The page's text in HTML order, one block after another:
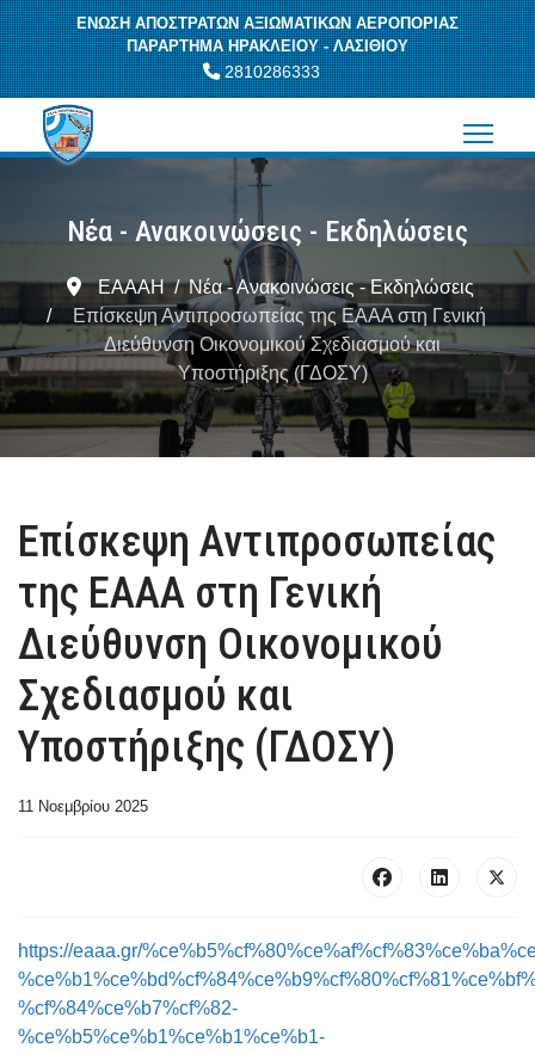
ΕΝΩΣΗ ΑΠΟΣΤΡΑΤΩΝ ΑΞΙΩΜΑΤΙΚΩΝ ΑΕΡΟΠΟΡΙΑΣ
ΠΑΡΑΡΤΗΜΑ ΗΡΑΚΛΕΙΟΥ - ΛΑΣΙΘΙΟΥ
2810286333
Νέα - Ανακοινώσεις - Εκδηλώσεις
ΕΑΑΑΗ
Νέα - Ανακοινώσεις - Εκδηλώσεις
Επίσκεψη Αντιπροσωπείας της ΕΑΑΑ στη Γενική
Διεύθυνση Οικονομικού Σχεδιασμού και
Υποστήριξης (ΓΔΟΣΥ)
Επίσκεψη Αντιπροσωπείας
της ΕΑΑΑ στη Γενική
Διεύθυνση Οικονομικού
Σχεδιασμού και
Υποστήριξης (ΓΔΟΣΥ)
11 Νοεμβρίου 2025
https://eaaa.gr/
%cf%84%ce%b7%cf%82-
%ce%b5%ce%b1%ce%b1%ce%b1-